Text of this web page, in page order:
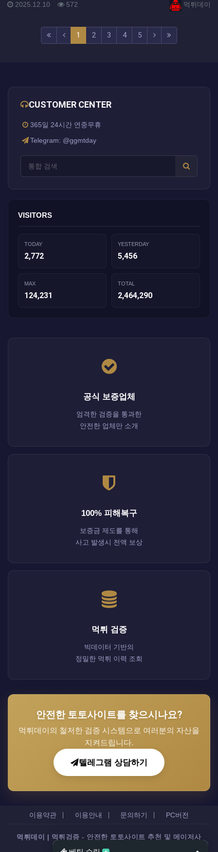
등록자먹튀데이
등록일
2025.12.10 조회
572
1 (current)
2 3 4 5 (next)
CUSTOMER CENTER
365일 24시간 연중무휴
Telegram: @ggmtday
VISITORS
TODAY
2,772
YESTERDAY
5,456
MAX
124,231
TOTAL
2,464,290
공식 보증업체
엄격한 검증을 통과한
안전한 업체만 소개
100% 피해복구
보증금 제도를 통해
사고 발생시 전액 보상
먹튀 검증
빅데이터 기반의
정밀한 먹튀 이력 조회
안전한 토토사이트를 찾으시나요?
먹튀데이의 철저한 검증 시스템으로 여러분의 자산을
지켜드립니다.
텔레그램 상담하기
이용약관 이용안내 문의하기 PC버전
먹튀데이 | 먹튀검증 - 안전한 토토사이트 추천 및 메이저사
이트 정보 제공
All rights reserved.